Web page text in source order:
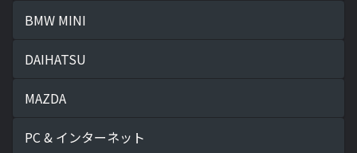
BMW MINI
DAIHATSU
MAZDA
PC & インターネット